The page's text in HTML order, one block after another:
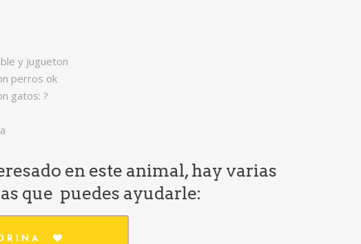
y jugueton
perros ok
gatos: ?
en este animal, hay varias
que puedes ayudarle: